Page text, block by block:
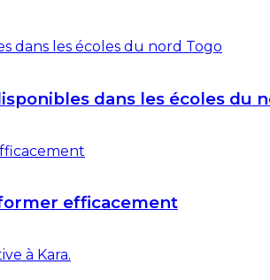
dans les écoles du
efficacement